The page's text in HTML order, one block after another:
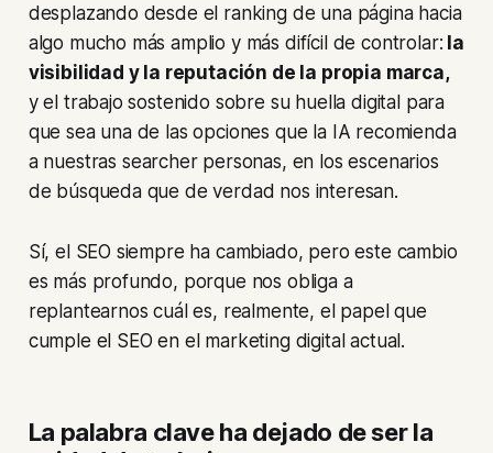
desplazando desde el rankingde una página hacia
algo mucho más amplio y más difícil de controlar: la
visibilidad y la reputación de la propia marca,
y el trabajo sostenido sobre su huella digital para
que sea una de las opciones que la IA recomienda
a nuestras searcher personas, en los escenarios
de búsqueda que de verdad nos interesan.
Sí, el SEO siempre ha cambiado, pero este cambio
es más profundo, porque nos obliga a
replantearnos cuál es, realmente, el papel que
cumple el SEO en el marketing digital actual.
La palabra clave ha dejado de ser la